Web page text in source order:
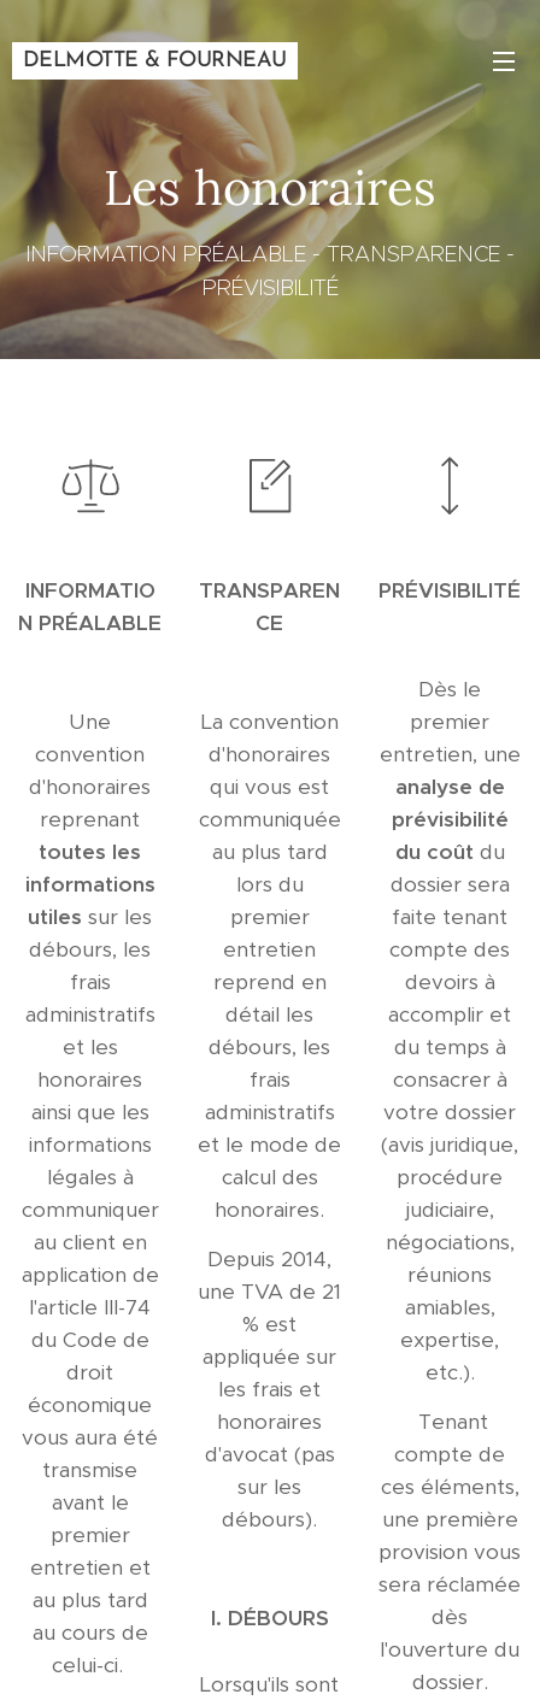
DELMOTTE & FOURNEAU
Les honoraires
INFORMATION PRÉALABLE - TRANSPARENCE -
PRÉVISIBILITÉ
INFORMATIO
N PRÉALABLE
Une
convention
d'honoraires
reprenant
toutes les
informations
utiles sur les
débours, les
frais
administratifs
et les
honoraires
ainsi que les
informations
légales à
communiquer
au client en
application de
l'article III-74
du Code de
droit
économique
vous aura été
transmise
avant le
premier
entretien et
au plus tard
au cours de
celui-ci.
TRANSPAREN
CE
La convention
d'honoraires
qui vous est
communiquée
au plus tard
lors du
premier
entretien
reprend en
détail les
débours, les
frais
administratifs
et le mode de
calcul des
honoraires.
Depuis 2014,
une TVA de 21
% est
appliquée sur
les frais et
honoraires
d'avocat (pas
sur les
débours).
I. DÉBOURS
Lorsqu'ils sont
PRÉVISIBILITÉ
Dès le
premier
entretien, une
analyse de
prévisibilité
du coût du
dossier sera
faite tenant
compte des
devoirs à
accomplir et
du temps à
consacrer à
votre dossier
(avis juridique,
procédure
judiciaire,
négociations,
réunions
amiables,
expertise,
etc.).
Tenant
compte de
ces éléments,
une première
provision vous
sera réclamée
dès
l'ouverture du
dossier.